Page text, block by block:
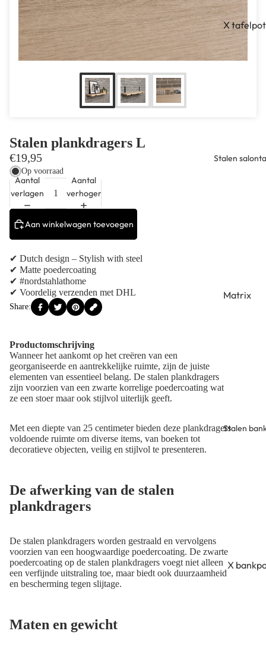
X
Matrix
Strip
Stalen
Matrix
U
Stalen
X
Stalen plankdragers L
€19,95
Op voorraad
Aantal
verlagen
Aantal
verhogen
Aan winkelwagen toevoegen
✔ Dutch design – Stylish with steel
✔ Matte poedercoating
✔ #nordstahlathome
✔ Voordelig verzenden met DHL
Share:
Productomschrijving
Wanneer het aankomt op het creëren van een
georganiseerde en aantrekkelijke ruimte, zijn de juiste
elementen van essentieel belang. De stalen plankdragers
zijn voorzien van een zwarte korrelige poedercoating wat
ze een stoer maar ook stijlvol uiterlijk geeft.
Met een diepte van 25 centimeter bieden deze plankdragers
voldoende ruimte om diverse items, van boeken tot
decoratieve objecten, veilig en stijlvol te presenteren.
De afwerking van de stalen
plankdragers
De stalen plankdragers worden gestraald en vervolgens
voorzien van een hoogwaardige poedercoating. De zwarte
poedercoating op de stalen plankdragers voegt niet alleen
een verfijnde uitstraling toe, maar biedt ook duurzaamheid
en bescherming tegen slijtage.
Maten en gewicht